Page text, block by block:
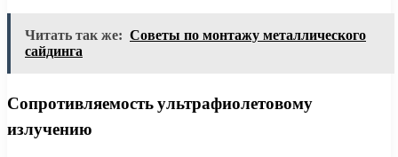
Читать так же: Советы по монтажу металлического
сайдинга
Сопротивляемость ультрафиолетовому
излучению